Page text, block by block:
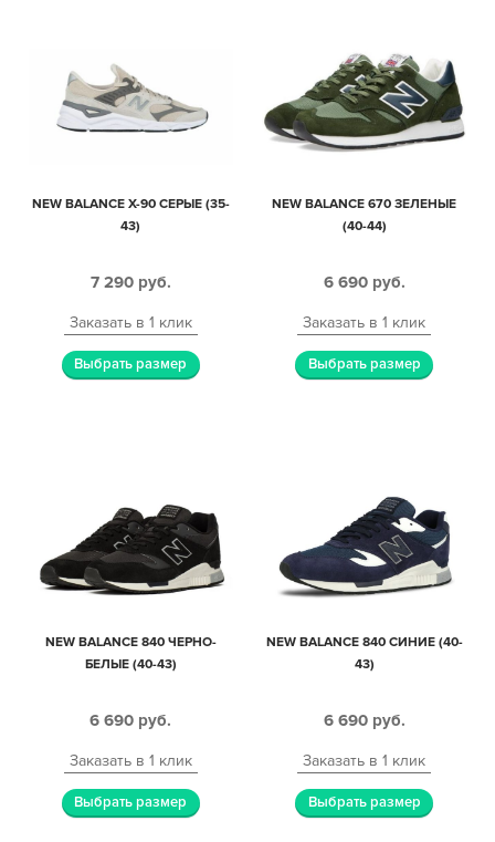
NEW BALANCE X-90 СЕРЫЕ (35-
43)
7 290 руб.
Заказать в 1 клик
Выбрать размер
NEW BALANCE 670 ЗЕЛЕНЫЕ
(40-44)
6 690 руб.
Заказать в 1 клик
Выбрать размер
NEW BALANCE 840 ЧЕРНО-
БЕЛЫЕ (40-43)
6 690 руб.
Заказать в 1 клик
Выбрать размер
NEW BALANCE 840 СИНИЕ (40-
43)
6 690 руб.
Заказать в 1 клик
Выбрать размер